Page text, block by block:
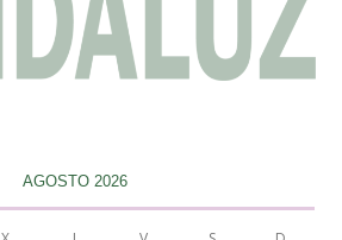
AGOSTO 2026